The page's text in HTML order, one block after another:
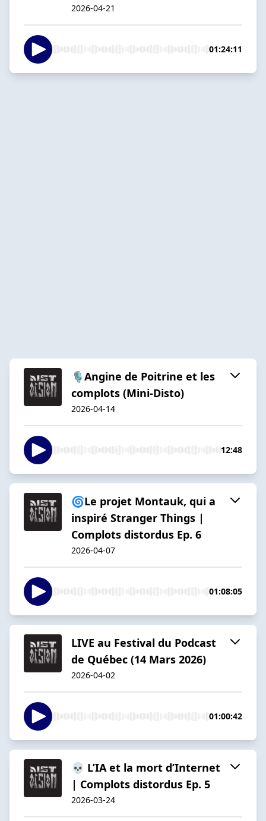
2026-04-21
01:24:11
🎙️Angine de Poitrine et les
complots (Mini-Disto)
2026-04-14
12:48
🌀Le projet Montauk, qui a
inspiré Stranger Things |
Complots distordus Ep. 6
2026-04-07
01:08:05
LIVE au Festival du Podcast
de Québec (14 Mars 2026)
2026-04-02
01:00:42
💀 L’IA et la mort d’Internet
| Complots distordus Ep. 5
2026-03-24